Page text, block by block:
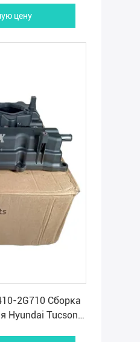
цену
2G710 Сборка
Hyundai Tucson